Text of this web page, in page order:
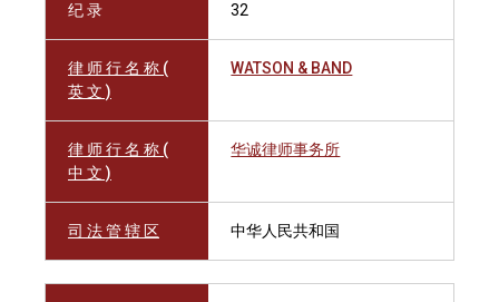
纪 录 32
律 师 行 名 称 (
英 文 )
WATSON & BAND
律 师 行 名 称 (
中 文 )
华诚律师事务所
司 法 管 辖 区 中华人民共和国